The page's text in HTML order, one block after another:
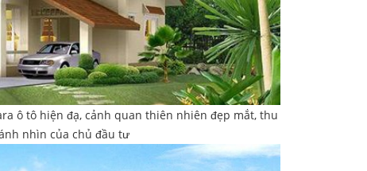
ô tô hiện đạ, cảnh quan thiên nhiên đẹp mắt, thu
nhìn của chủ đầu tư